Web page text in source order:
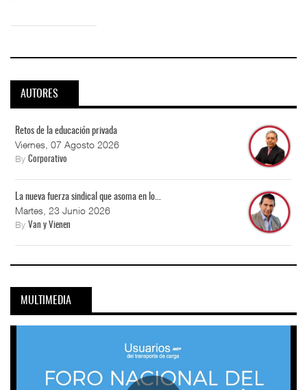
AUTORES
Retos de la educación privada
Viernes, 07 Agosto 2026
By Corporativo
La nueva fuerza sindical que asoma en lo...
Martes, 23 Junio 2026
By Van y Vienen
MULTIMEDIA